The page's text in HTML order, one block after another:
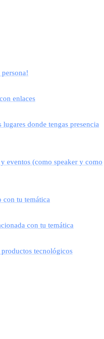
enlaces
donde tengas presencia
eventos (como speaker y como
con tu temática
con tu temática
tecnológicos